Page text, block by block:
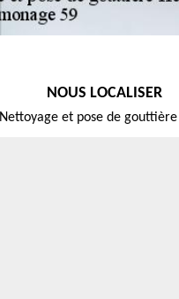
NOUS LOCALISER
Nettoyage et pose de gouttière